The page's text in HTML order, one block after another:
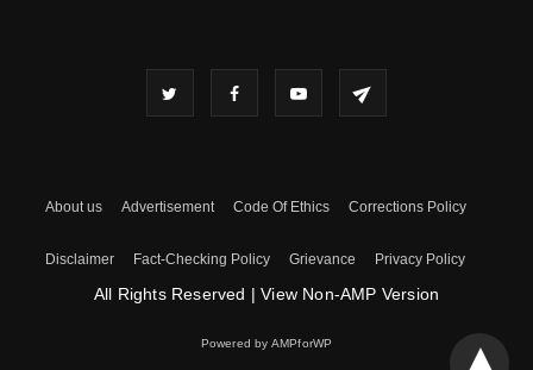
About us Advertisement Code Of Ethics Corrections Policy
Disclaimer Fact-Checking Policy Grievance Privacy Policy
All Rights Reserved | View Non-AMP Version
Powered by AMPforWP